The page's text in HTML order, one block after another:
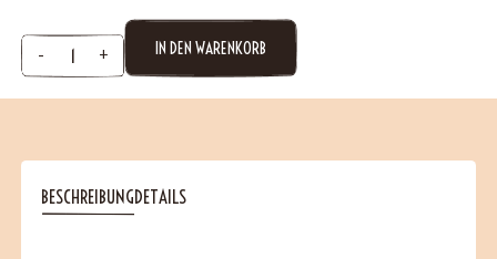
- + IN DEN WARENKORB
BESCHREIBUNGDETAILS